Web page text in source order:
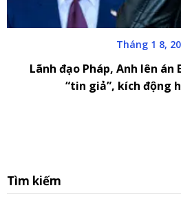
Tháng 1 8,
Lãnh đạo Pháp, Anh lên án
“tin giả”, kích động
Tìm kiếm